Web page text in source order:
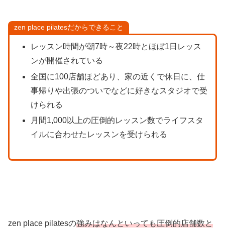
zen place pilatesだからできること
レッスン時間が朝7時～夜22時とほぼ1日レッス
ンが開催されている
全国に100店舗ほどあり、家の近くで休日に、仕
事帰りや出張のついでなどに好きなスタジオで受
けられる
月間1,000以上の圧倒的レッスン数でライフスタ
イルに合わせたレッスンを受けられる
zen place pilatesの強みはなんといっても圧倒的店舗数と